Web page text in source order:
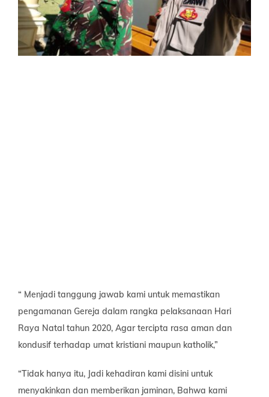
“ Menjadi tanggung jawab kami untuk memastikan
pengamanan Gereja dalam rangka pelaksanaan Hari
Raya Natal tahun 2020, Agar tercipta rasa aman dan
kondusif terhadap umat kristiani maupun katholik,”
“Tidak hanya itu, Jadi kehadiran kami disini untuk
menyakinkan dan memberikan jaminan, Bahwa kami